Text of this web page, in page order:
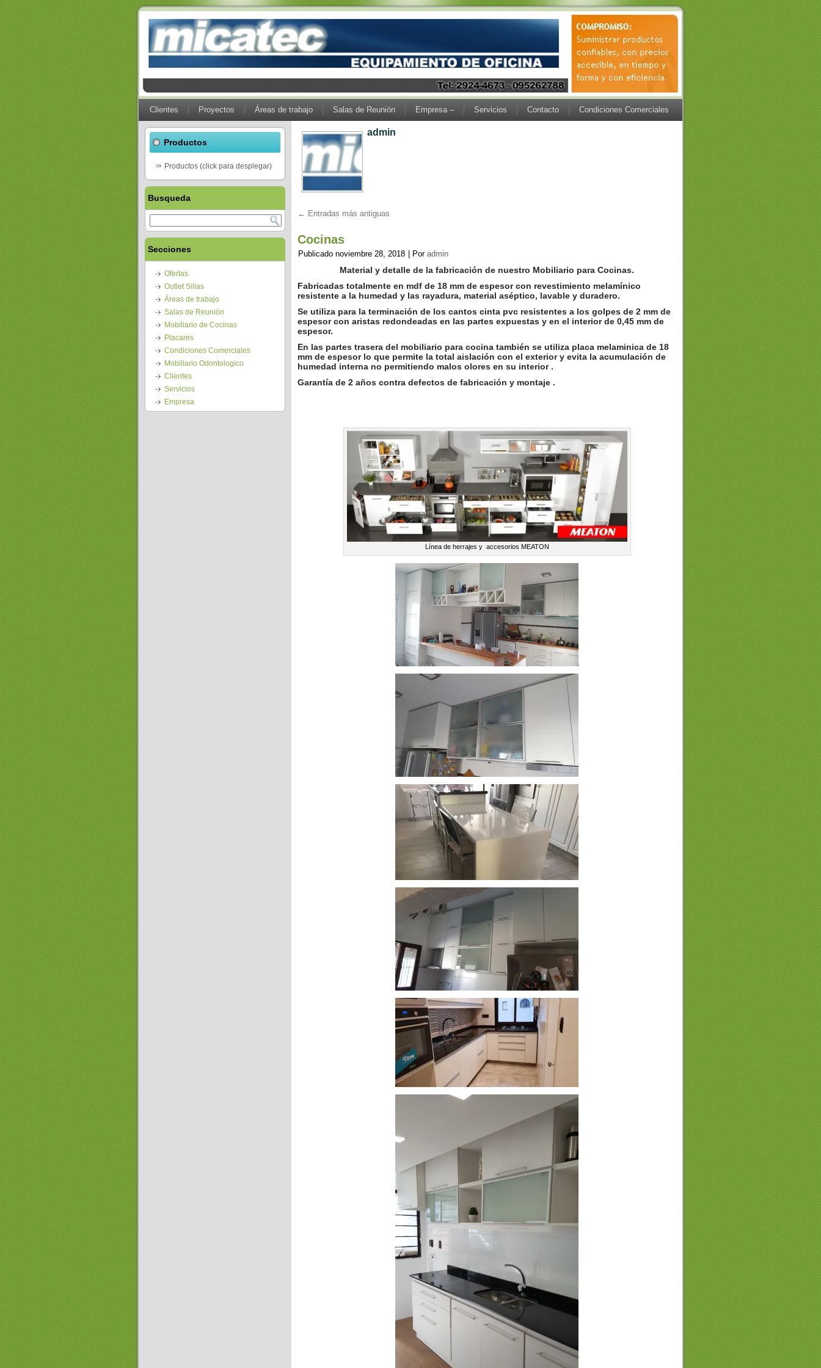
Clientes Proyectos Áreas de trabajo Salas de Reunión Empresa – Servicios Contacto Condiciones Comerciales
Productos
Productos (click para desplegar)
Busqueda
Secciones
Ofertas
Outlet Sillas
Áreas de trabajo
Salas de Reunión
Mobiliario de Cocinas
Placares
Condiciones Comerciales
Mobiliario Odontologico
Clientes
Servicios
Empresa
admin
← Entradas más antiguas
Cocinas
Publicado noviembre 28, 2018 Por admin
Material y detalle de la fabricación de nuestro Mobiliario para Cocinas.
Fabricadas totalmente en mdf de 18 mm de espesor con revestimiento melamínico
resistente a la humedad y las rayadura, material aséptico, lavable y duradero.
Se utiliza para la terminación de los cantos cinta pvc resistentes a los golpes de 2 mm de
espesor con aristas redondeadas en las partes expuestas y en el interior de 0,45 mm de
espesor.
En las partes trasera del mobiliario para cocina también se utiliza placa melaminica de 18
mm de espesor lo que permite la total aislación con el exterior y evita la acumulación de
humedad interna no permitiendo malos olores en su interior .
Garantía de 2 años contra defectos de fabricación y montaje .
Línea de herrajes y accesorios MEATON